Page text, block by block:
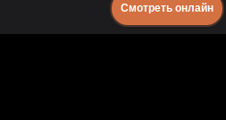
Смотреть онлайн